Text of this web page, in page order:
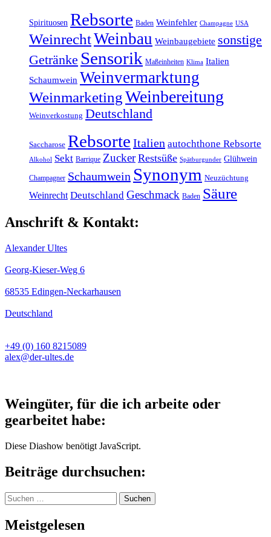
Spirituosen Rebsorte Baden Weinfehler Champagne USA
WeinrechtWeinbau Weinbaugebiete sonstige
Getränke Sensorik Maßeinheiten Klima Italien
Schaumwein Weinvermarktung
WeinmarketingWeinbereitung
Weinverkostung Deutschland
Saccharose Rebsorte Italien autochthone Rebsorte
Alkohol Sekt Barrique Zucker Restsüße Spätburgunder Glühwein
Champagner Schaumwein Synonym Neuzüchtung
Weinrecht Deutschland Geschmack Baden Säure
Anschrift & Kontakt:
Alexander Ultes
Georg-Kieser-Weg 6
68535 Edingen-Neckarhausen
Deutschland
+49 (0) 160 8215089
alex@der-ultes.de
Weingüter, für die ich arbeite oder
gearbeitet habe:
Diese Diashow benötigt JavaScript.
Beiträge durchsuchen:
Suchen
nach:
Meistgelesen